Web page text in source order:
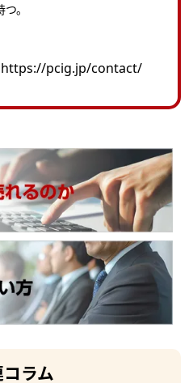
。
https://pcig.jp/contact/
ラム